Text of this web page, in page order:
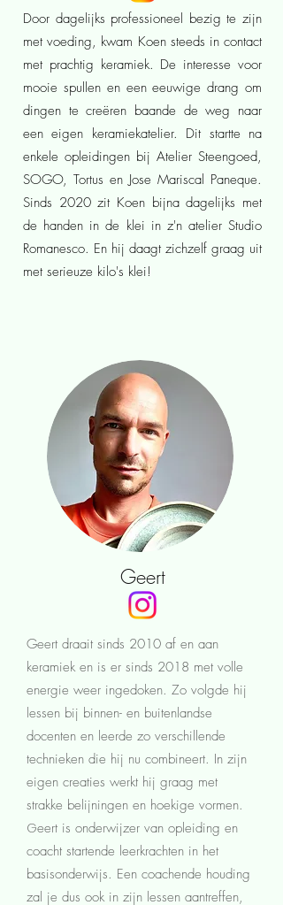
Door dagelijks professioneel bezig te zijn
met voeding, kwam Koen steeds in contact
met prachtig keramiek. De interesse voor
mooie spullen en een eeuwige drang om
dingen te creëren baande de weg naar
een eigen keramiekatelier. Dit startte na
enkele opleidingen bij Atelier Steengoed,
SOGO, Tortus en Jose Mariscal Paneque.
Sinds 2020 zit Koen bijna dagelijks met
de handen in de klei in z'n atelier Studio
Romanesco. En hij daagt zichzelf graag uit
met serieuze kilo's klei!
Geert
Geert draait sinds 2010 af en aan
keramiek en is er sinds 2018 met volle
energie weer ingedoken. Zo volgde hij
lessen bij binnen- en buitenlandse
docenten en leerde zo verschillende
technieken die hij nu combineert. In zijn
eigen creaties werkt hij graag met
strakke belijningen en hoekige vormen.
Geert is onderwijzer van opleiding en
coacht startende leerkrachten in het
basisonderwijs. Een coachende houding
zal je dus ook in zijn lessen aantreffen,